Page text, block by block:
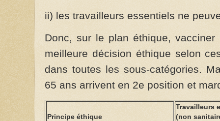
ii) les travailleurs essentiels ne
Donc, sur le plan éthique,
meilleure décision éthique selon
dans toutes les sous-catégories.
65 ans arrivent en 2e position et
Principe éthique
Travailleurs
(non